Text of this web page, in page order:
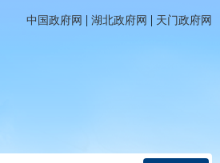
中国政府网 | 湖北政府网 | 天门政府网